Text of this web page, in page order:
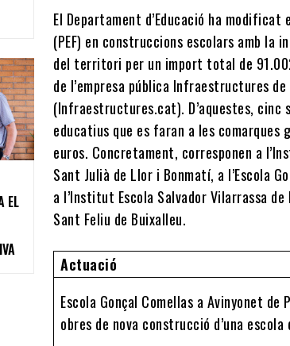
EL
El Departament d’Educació ha modificat
(PEF) en construccions escolars amb la
del territori per un import total de
de l’empresa pública Infraestructures
(Infraestructures.cat). D’aquestes, cinc
educatius que es faran a les
euros. Concretament, corresponen a
Sant Julià de Llor i Bonmatí, a l’Escola
a l’Institut Escola Salvador Vilarrassa de
Sant Feliu de Buixalleu.
Actuació
Escola Gonçal Comellas a Avinyonet de
obres de nova construcció d’una escola